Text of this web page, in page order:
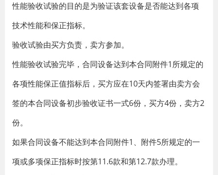
性能验收试验的目的是为验证该套设备是否能达到各项
技术性能和保正指标。
验收试验由买方负责，卖方参加。
性能验收试验完毕，合同设备达到本合同附件1所规定的
各项性能保正值指标后，买方应在10天内签署由卖方会
签的本合同设备初步验收证书一式6份，买方4份，卖方2
份。
如果合同设备不能达到本合同附件1、附件5所规定的一
项或多项保正指标时按第11.6款和第12.7款办理。